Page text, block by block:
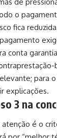
o
fica
conta
para
explicações.
3 na
é o